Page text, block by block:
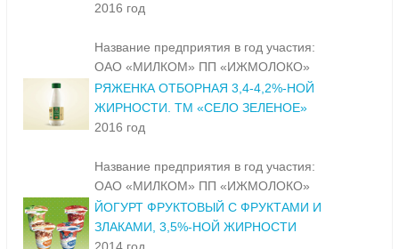
2016 год
Название предприятия в год участия:
ОАО «МИЛКОМ» ПП «ИЖМОЛОКО»
РЯЖЕНКА ОТБОРНАЯ 3,4-4,2%-НОЙ
ЖИРНОСТИ. ТМ «СЕЛО ЗЕЛЕНОЕ»
2016 год
Название предприятия в год участия:
ОАО «МИЛКОМ» ПП «ИЖМОЛОКО»
ЙОГУРТ ФРУКТОВЫЙ С ФРУКТАМИ И
ЗЛАКАМИ, 3,5%-НОЙ ЖИРНОСТИ